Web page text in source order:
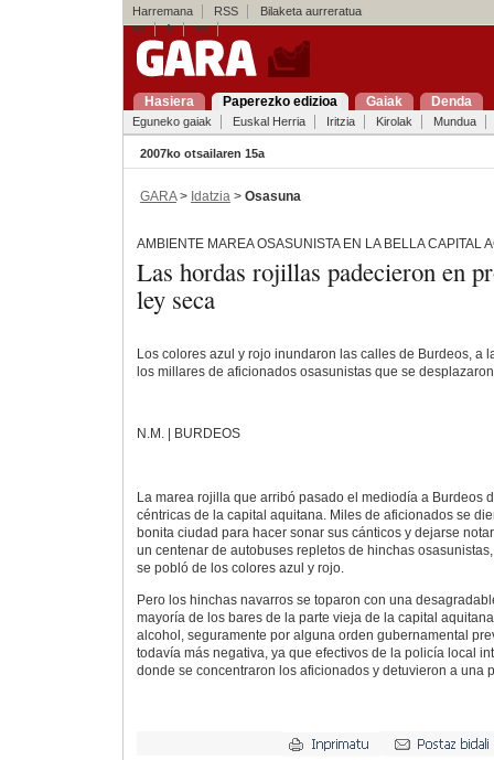
Harremana RSS
Bilaketa aurreratua
es
fr en
Hasiera Paperezko edizioa Gaiak Denda
Eguneko gaiak Euskal Herria Iritzia Kirolak Mundua
2007ko otsailaren 15a
GARA> Idatzia > Osasuna
AMBIENTE MAREA OSASUNISTA EN LA BELLA CAPITAL
Las hordas rojillas padecieron en
ley seca
Los colores azul y rojo inundaron las calles de Burdeos, a
los millares de aficionados osasunistas que se
N.M. | BURDEOS
La marea rojilla que arribó pasado el mediodía a Burdeos
céntricas de la capital aquitana. Miles de aficionados se
bonita ciudad para hacer sonar sus cánticos y dejarse
un centenar de autobuses repletos de hinchas
se pobló de los colores azul y rojo.
Pero los hinchas navarros se toparon con una
mayoría de los bares de la parte vieja de la capital
alcohol, seguramente por alguna orden gubernamental
todavía más negativa, ya que efectivos de la policía local
donde se concentraron los aficionados y detuvieron a una